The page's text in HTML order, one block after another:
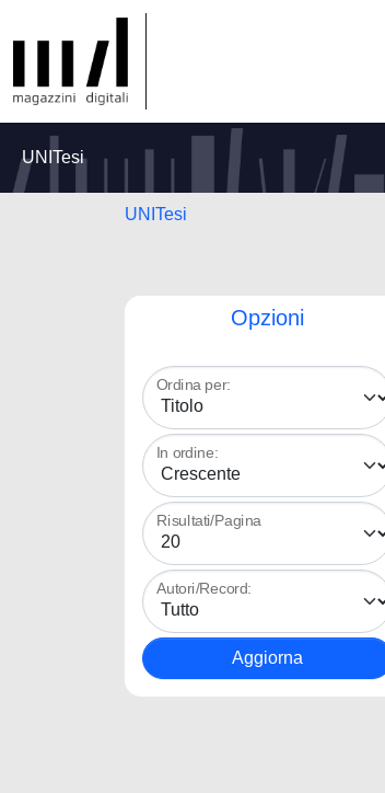
UNITesi
UNITesi
Opzioni
Ordina per:
In ordine:
Risultati/Pagina
Autori/Record: